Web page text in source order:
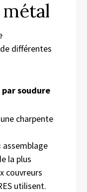
différentes
par soudure
charpente
assemblage
la plus
couvreurs
utilisent.